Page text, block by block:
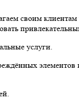
своим
услуги.